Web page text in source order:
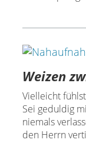
Weizen
Vielleicht
Sei geduldig
niemals
den Herrn